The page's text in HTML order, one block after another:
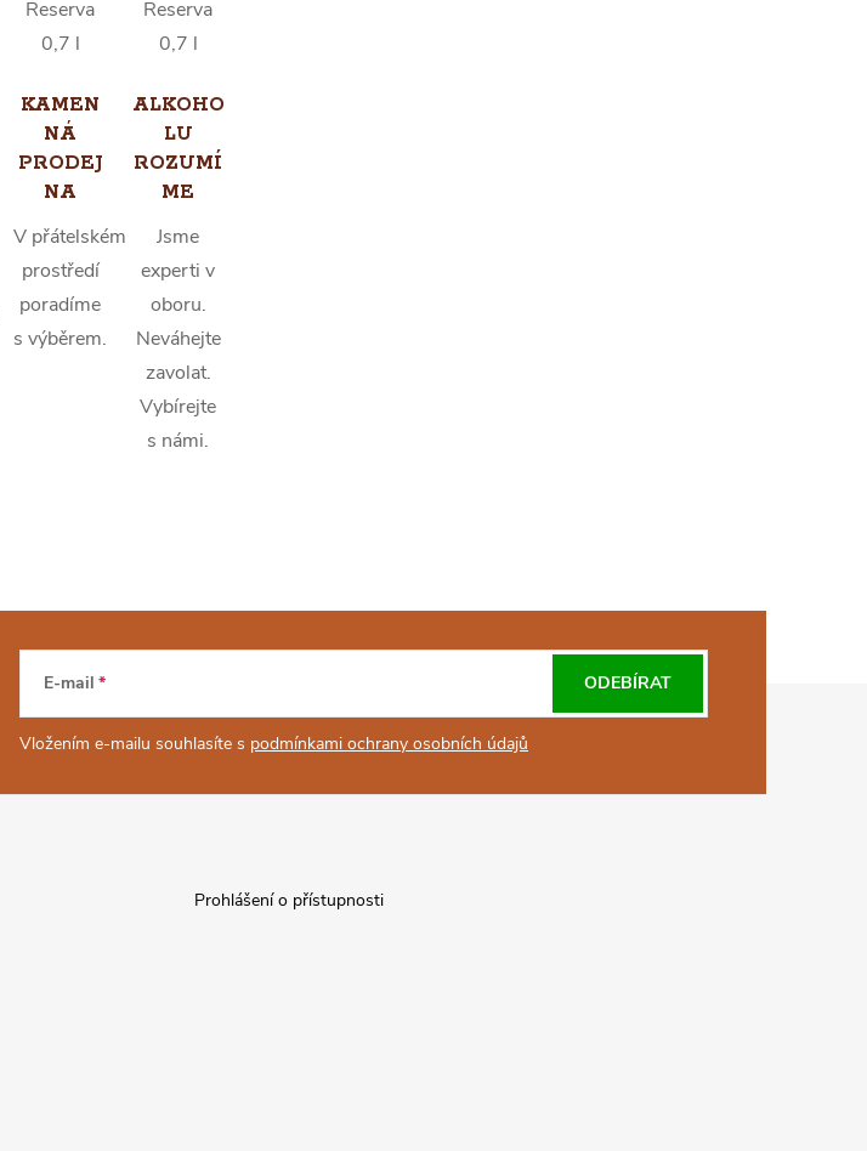
KAMEN
NÁ
PRODEJ
NA
V přátelském
prostředí
poradíme
s výběrem.
ALKOHO
LU
ROZUMÍ
ME
Jsme
experti v
oboru.
Neváhejte
zavolat.
Vybírejte
s námi.
E-mail
Vložením e-mailu souhlasíte s podmínkami ochrany osobních údajů
ODEBÍRAT
Prohlášení o přístupnosti